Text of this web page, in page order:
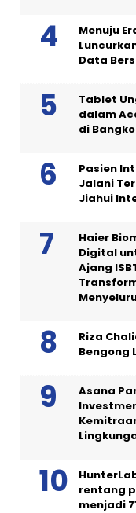
Menuju
Data
Tablet
dalam
di
Pasien
Jalani
Jiahui
Haier
Digital
Ajang
Riza
Bengong
Asana
rentang
menjadi